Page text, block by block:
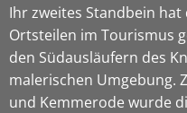
Ihr zweites Standbein
Ortsteilen im Tourismus
den Südausläufern des
malerischen Umgebung.
und Kemmerode wurde